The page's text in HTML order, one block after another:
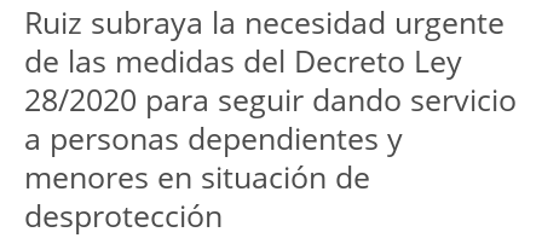
Ruiz subraya la necesidad urgente
de las medidas del Decreto Ley
28/2020 para seguir dando servicio
a personas dependientes y
menores en situación de
desprotección